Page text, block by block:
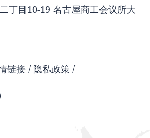
丁目10-19 名古屋商工会议所大
链接 隐私政策